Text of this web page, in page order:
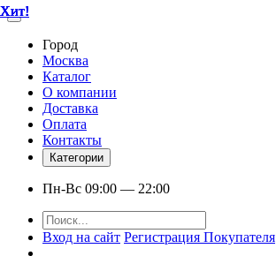
Город
Москва
Каталог
О компании
Доставка
Оплата
Контакты
Категории
Пн-Вс 09:00 — 22:00
Вход на сайт Регистрация Покупателя
Хит!
Хит!
Хит!
Хит!
Хит!
Хит!
Хит!